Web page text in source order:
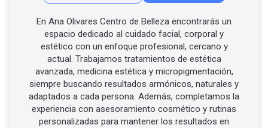
Llamar por teléfono
Contactar por Whatsapp
En Ana Olivares Centro de Belleza encontrarás un
espacio dedicado al cuidado facial, corporal y
estético con un enfoque profesional, cercano y
actual. Trabajamos tratamientos de estética
avanzada, medicina estética y micropigmentación,
siempre buscando resultados armónicos, naturales y
adaptados a cada persona. Además, completamos la
experiencia con asesoramiento cosmético y rutinas
personalizadas para mantener los resultados en